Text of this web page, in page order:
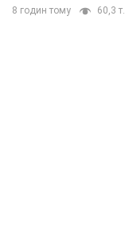
8 годин тому 60,3 т.